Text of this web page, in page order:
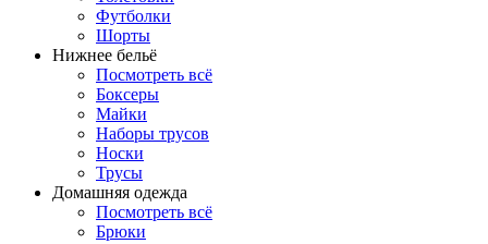
Футболки
Шорты
Нижнее бельё
Посмотреть всё
Боксеры
Майки
Наборы трусов
Носки
Трусы
Домашняя одежда
Посмотреть всё
Брюки